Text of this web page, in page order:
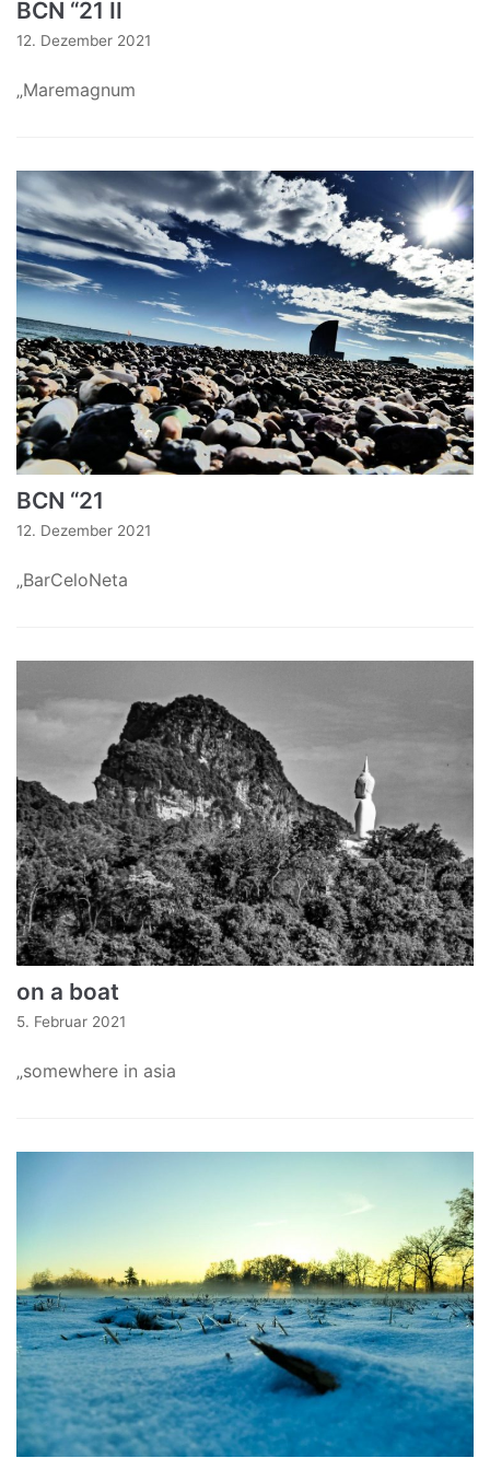
BCN “21 II
12. Dezember 2021
„Maremagnum
BCN “21
12. Dezember 2021
„BarCeloNeta
on a boat
5. Februar 2021
„somewhere in asia